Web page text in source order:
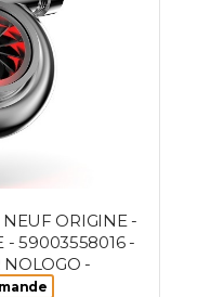
NEUF ORIGINE -
- 59003558016 -
NOLOGO -